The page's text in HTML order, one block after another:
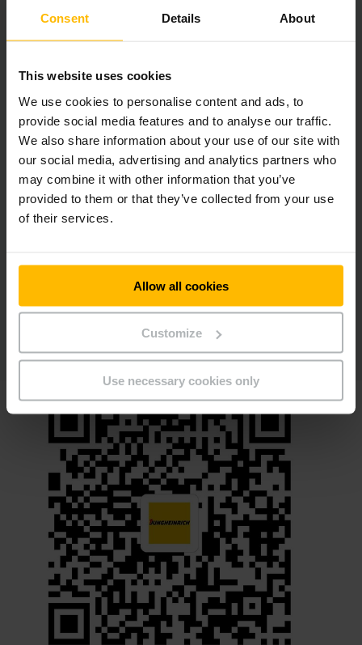
Consent Details About
This website uses cookies
We use cookies to personalise content and ads, to
provide social media features and to analyse our traffic.
We also share information about your use of our site with
our social media, advertising and analytics partners who
may combine it with other information that you’ve
provided to them or that they’ve collected from your use
of their services.
Allow all cookies
Customize
Use necessary cookies only
EFG 535-S50
四轮电动平衡重叉车 3.5 - 5.0t
2480 - 7500 mm